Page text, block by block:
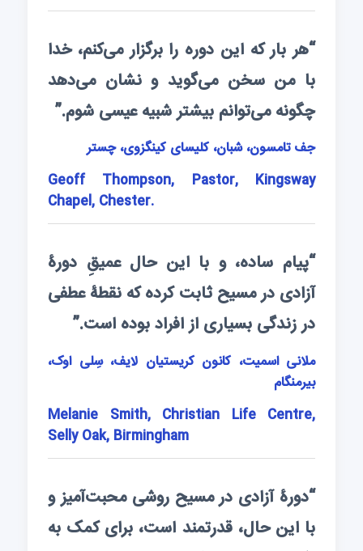
“هر بار که این دوره را برگزار می‌کنم، خدا
با من سخن می‌گوید و نشان می‌دهد
چگونه می‌توانم بیشتر شبیه عیسی شوم.”
جف تامسون، شبان، کلیسای کینگزوی، چستر
Geoff Thompson, Pastor, Kingsway
Chapel, Chester.
“پیام ساده، و با این حال عمیقِ دورۀ
آزادی در مسیح ثابت کرده که نقطۀ عطفی
در زندگی بسیاری از افراد بوده است.”
ملانی اسمیت، کانون کریستیان لایف، سِلی اوک،
بیرمنگام
Melanie Smith, Christian Life Centre,
Selly Oak, Birmingham
“دورۀ آزادی در مسیح روشی محبت‌آمیز و
با این حال، قدرتمند است، برای کمک به